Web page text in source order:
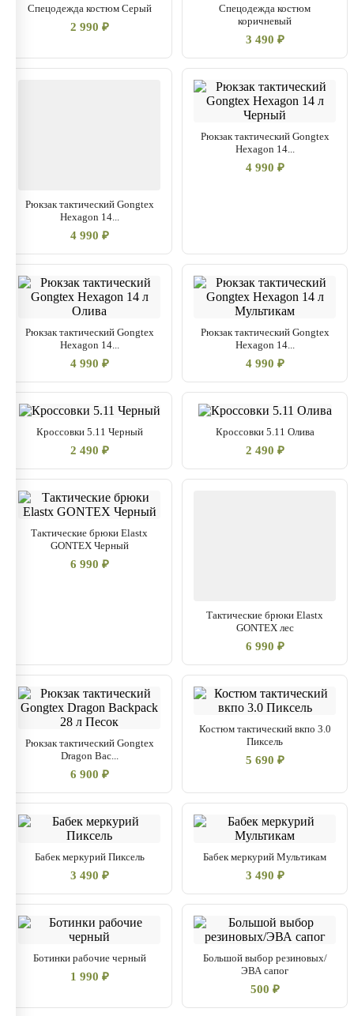
Спецодежда костюм Серый
2 990 ₽
Спецодежда костюм
коричневый
3 490 ₽
Рюкзак тактический Gongtex
Hexagon 14...
4 990 ₽
Рюкзак тактический Gongtex
Hexagon 14...
4 990 ₽
Рюкзак тактический Gongtex
Hexagon 14...
4 990 ₽
Рюкзак тактический Gongtex
Hexagon 14...
4 990 ₽
Кроссовки 5.11 Черный
2 490 ₽
Кроссовки 5.11 Олива
2 490 ₽
Тактические брюки Elastx
GONTEX Черный
6 990 ₽
Тактические брюки Elastx
GONTEX лес
6 990 ₽
Рюкзак тактический Gongtex
Dragon Bac...
6 900 ₽
Костюм тактический вкпо 3.0
Пиксель
5 690 ₽
Бабек меркурий Пиксель
3 490 ₽
Бабек меркурий Мультикам
3 490 ₽
Ботинки рабочие черный
1 990 ₽
Большой выбор резиновых/
ЭВА сапог
500 ₽